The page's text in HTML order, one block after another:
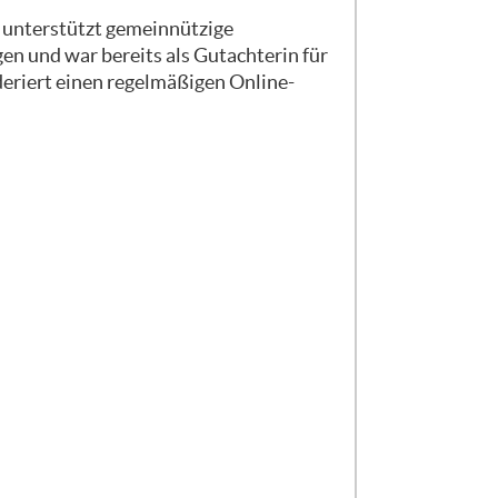
kann man noch viele weitere
rein? Welche Ideen
man sich mehr bewegen
Sie mal ganz schnell,
Moment vielleicht traurig oder
sein kann, ist, wenn ihr den
den Grund nicht, weil sie
einem die Gründe benannt
dankbar, wenn ihr diesen
was ihr aber damit zeigt, wenn
daran, dass genau exakt dieser
sein, dass ihr dann
vielleicht mehr auf dem
gemeinnützige
und war bereits als Gutachterin für
einen regelmäßigen Online-